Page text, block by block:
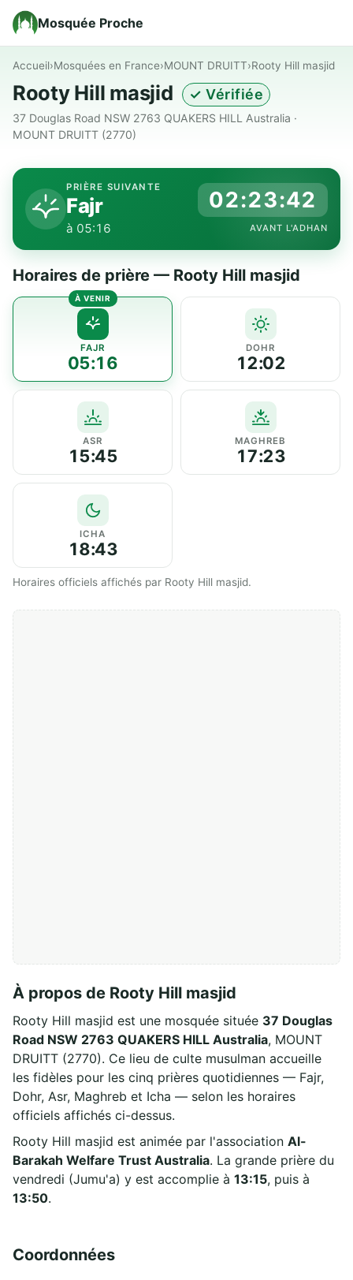
Mosquée Proche
Accueil›Mosquées en France›MOUNT DRUITT›Rooty Hill masjid
Rooty Hill masjid ✓ Vérifiée
37 Douglas Road NSW 2763 QUAKERS HILL Australia ·
MOUNT DRUITT (2770)
PRIÈRE SUIVANTE
Fajr
à 05:16
02:23:42
AVANT L'ADHAN
Horaires de prière — Rooty Hill masjid
FAJR
05:16
DOHR
12:02
ASR
15:45
MAGHREB
17:23
ICHA
18:43
Horaires officiels affichés par Rooty Hill masjid.
À propos de Rooty Hill masjid
Rooty Hill masjid est une mosquée située 37 Douglas
Road NSW 2763 QUAKERS HILL Australia, MOUNT
DRUITT (2770). Ce lieu de culte musulman accueille
les fidèles pour les cinq prières quotidiennes — Fajr,
Dohr, Asr, Maghreb et Icha — selon les horaires
officiels affichés ci-dessus.
Rooty Hill masjid est animée par l'association Al-
Barakah Welfare Trust Australia. La grande prière du
vendredi (Jumu'a) y est accomplie à 13:15, puis à
13:50.
Coordonnées